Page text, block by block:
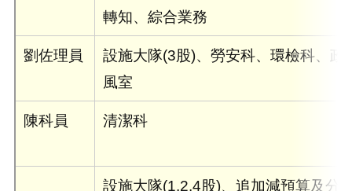
轉知、綜合業務
劉佐理員
設施大隊(3股)、勞安科、環檢科、政
風室
陳科員 清潔科
設施大隊(1.2.4股)、追加減預算及分